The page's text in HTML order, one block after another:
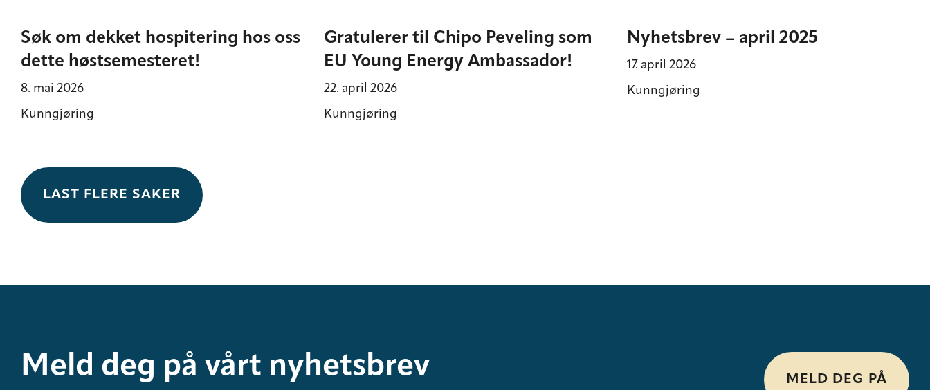
Søk om dekket hospitering hos oss
dette høstsemesteret!
8. mai 2026
Kunngjøring
Gratulerer til Chipo Peveling som
EU Young Energy Ambassador!
22. april 2026
Kunngjøring
Nyhetsbrev – april 2025
17. april 2026
Kunngjøring
LAST FLERE SAKER
Meld deg på vårt nyhetsbrev MELD DEG PÅ